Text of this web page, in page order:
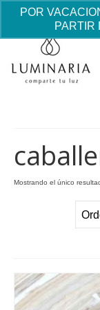
POR
PARTIR
Mostrando el único